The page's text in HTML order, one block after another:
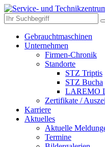
Gebrauchtmaschinen
Unternehmen
Firmen-Chronik
Standorte
STZ Triptis
STZ Bucha
LAREMO
Zertifikate /
Karriere
Aktuelles
Aktuelle
Termine